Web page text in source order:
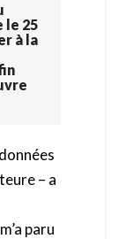
le 25
à la
– a
paru